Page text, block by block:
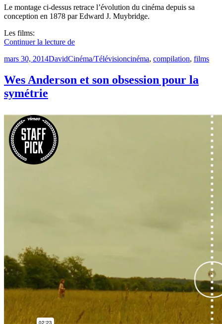
Le montage ci-dessus retrace l’évolution du cinéma depuis sa
conception en 1878 par Edward J. Muybridge.
Les films:
Continuer la lecture de« L’évolution
films
cinéma
en
Publié
mars 30, 2014DavidCatégories
Cinéma/TélévisionÉtiquettes
cinéma, compilation, films
Wes Anderson et son obsession pour la
symétrie